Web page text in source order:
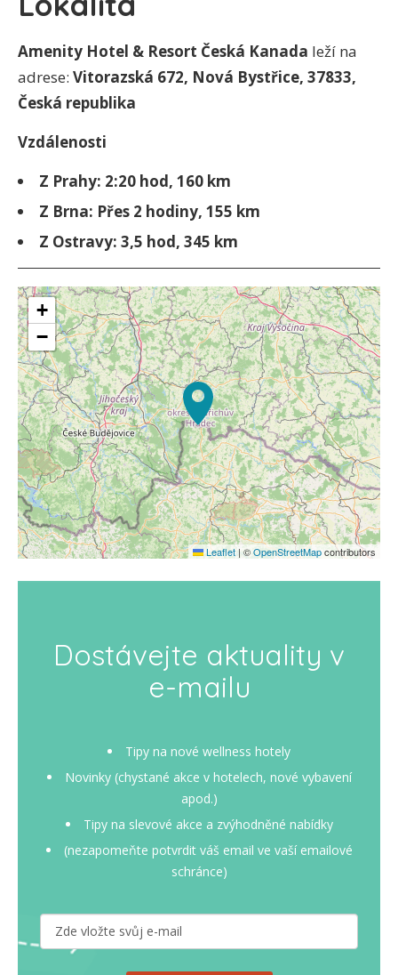
Amenity Hotel & Resort Česká Kanada leží na
adrese: Vitorazská 672, Nová Bystřice, 37833,
Česká republika
Vzdálenosti
Z Prahy: 2:20 hod, 160 km
Z Brna: Přes 2 hodiny, 155 km
Z Ostravy: 3,5 hod, 345 km
+
−
Leaflet | ©OpenStreetMapcontributors
Dostávejte aktuality v
e-mailu
Tipy na nové wellness hotely
Novinky (chystané akce v hotelech, nové vybavení
apod.)
Tipy na slevové akce a zvýhodněné nabídky
(nezapomeňte potvrdit váš email ve vaší emailové
schránce)